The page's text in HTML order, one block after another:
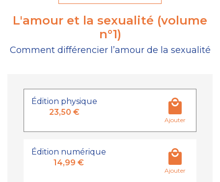
L'amour et la sexualité (volume
n°1)
Comment différencier l’amour de la sexualité
Édition physique
23,50 €
Ajouter
Édition numérique
14,99 €
Ajouter